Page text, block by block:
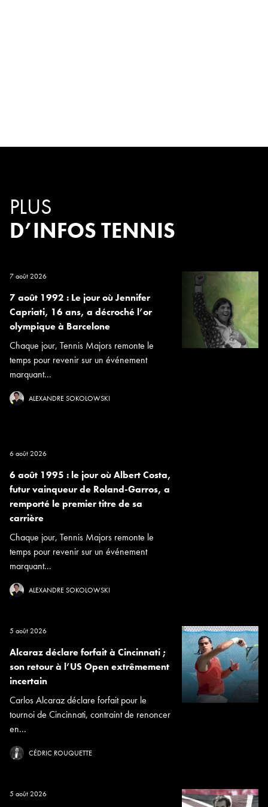
PLUS
D’INFOS TENNIS
7 août 2026
7 août 1992 : Le jour où Jennifer
Capriati, 16 ans, a décroché l’or
olympique à Barcelone
Chaque jour, Tennis Majors remonte le
temps pour revenir sur un événement
marquant...
ALEXANDRE SOKOLOWSKI
6 août 2026
6 août 1995 : le jour où Albert Costa,
futur vainqueur de Roland-Garros, a
remporté le premier titre de sa
carrière
Chaque jour, Tennis Majors remonte le
temps pour revenir sur un événement
marquant...
ALEXANDRE SOKOLOWSKI
5 août 2026
Alcaraz déclare forfait à Cincinnati ;
son retour à l’US Open extrêmement
incertain
Carlos Alcaraz déclare forfait pour le
tournoi de Cincinnati, contraint de renoncer
en...
CÉDRIC ROUQUETTE
5 août 2026